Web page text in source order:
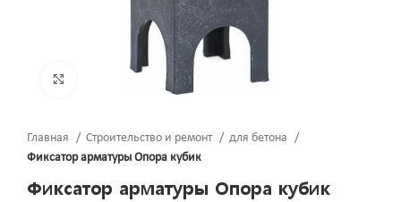
Нажмите, чтобы увеличить
Главная Строительство и ремонт
для бетона
Фиксатор арматуры Опора кубик
Фиксатор арматуры Опора кубик